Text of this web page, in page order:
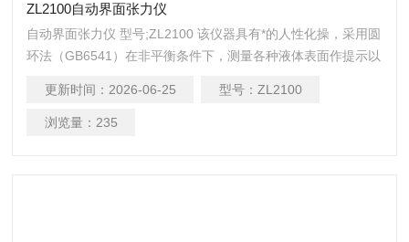
ZL2100自动界面张力仪
自动界面张力仪 型号;ZL2100 该仪器具有*的人性化操，采用圆
环法（GB6541）在非平衡条件下，测量各种液体表面作提示以
更新时间： 2026-06-25 型号： ZL2100
浏览量： 235